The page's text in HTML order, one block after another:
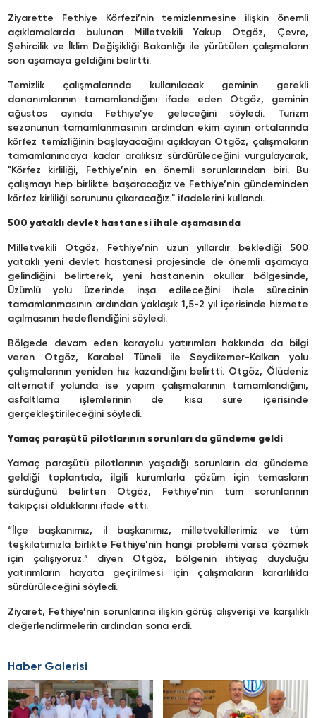
Ziyarette Fethiye Körfezi’nin temizlenmesine ilişkin önemli
açıklamalarda bulunan Milletvekili Yakup Otgöz, Çevre,
Şehircilik ve İklim Değişikliği Bakanlığı ile yürütülen çalışmaların
son aşamaya geldiğini belirtti.
Temizlik çalışmalarında kullanılacak geminin gerekli
donanımlarının tamamlandığını ifade eden Otgöz, geminin
ağustos ayında Fethiye’ye geleceğini söyledi. Turizm
sezonunun tamamlanmasının ardından ekim ayının ortalarında
körfez temizliğinin başlayacağını açıklayan Otgöz, çalışmaların
tamamlanıncaya kadar aralıksız sürdürüleceğini vurgulayarak,
"Körfez kirliliği, Fethiye’nin en önemli sorunlarından biri. Bu
çalışmayı hep birlikte başaracağız ve Fethiye’nin gündeminden
körfez kirliliği sorununu çıkaracağız." ifadelerini kullandı.
500 yataklı devlet hastanesi ihale aşamasında
Milletvekili Otgöz, Fethiye’nin uzun yıllardır beklediği 500
yataklı yeni devlet hastanesi projesinde de önemli aşamaya
gelindiğini belirterek, yeni hastanenin okullar bölgesinde,
Üzümlü yolu üzerinde inşa edileceğini ihale sürecinin
tamamlanmasının ardından yaklaşık 1,5-2 yıl içerisinde hizmete
açılmasının hedeflendiğini söyledi.
Bölgede devam eden karayolu yatırımları hakkında da bilgi
veren Otgöz, Karabel Tüneli ile Seydikemer-Kalkan yolu
çalışmalarının yeniden hız kazandığını belirtti. Otgöz, Ölüdeniz
alternatif yolunda ise yapım çalışmalarının tamamlandığını,
asfaltlama işlemlerinin de kısa süre içerisinde
gerçekleştirileceğini söyledi.
Yamaç paraşütü pilotlarının sorunları da gündeme geldi
Yamaç paraşütü pilotlarının yaşadığı sorunların da gündeme
geldiği toplantıda, ilgili kurumlarla çözüm için temasların
sürdüğünü belirten Otgöz, Fethiye’nin tüm sorunlarının
takipçisi olduklarını ifade etti.
“İlçe başkanımız, il başkanımız, milletvekillerimiz ve tüm
teşkilatımızla birlikte Fethiye’nin hangi problemi varsa çözmek
için çalışıyoruz.” diyen Otgöz, bölgenin ihtiyaç duyduğu
yatırımların hayata geçirilmesi için çalışmaların kararlılıkla
sürdürüleceğini söyledi.
Ziyaret, Fethiye’nin sorunlarına ilişkin görüş alışverişi ve karşılıklı
değerlendirmelerin ardından sona erdi.
Haber Galerisi